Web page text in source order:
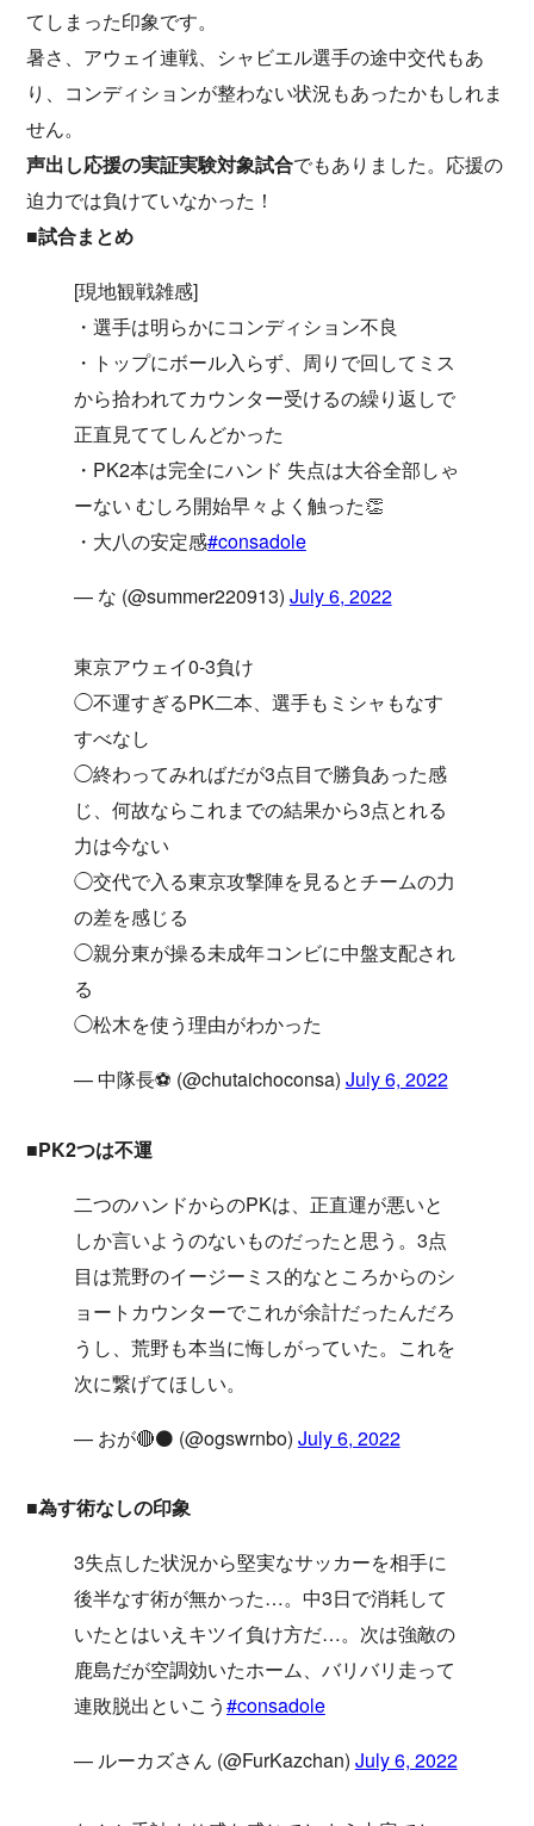
てしまった印象です。
暑さ、アウェイ連戦、シャビエル選手の途中交代もあ
り、コンディションが整わない状況もあったかもしれま
せん。
声出し応援の実証実験対象試合でもありました。応援の
迫力では負けていなかった！
■試合まとめ
[現地観戦雑感]
・選手は明らかにコンディション不良
・トップにボール入らず、周りで回してミス
から拾われてカウンター受けるの繰り返しで
正直見ててしんどかった
・PK2本は完全にハンド 失点は大谷全部しゃ
ーない むしろ開始早々よく触った👏
・大八の安定感#consadole
— な (@summer220913) July 6, 2022
東京アウェイ0-3負け
◯不運すぎるPK二本、選手もミシャもなす
すべなし
◯終わってみればだが3点目で勝負あった感
じ、何故ならこれまでの結果から3点とれる
力は今ない
◯交代で入る東京攻撃陣を見るとチームの力
の差を感じる
◯親分東が操る未成年コンビに中盤支配され
る
◯松木を使う理由がわかった
— 中隊長⚽️ (@chutaichoconsa) July 6, 2022
■PK2つは不運
二つのハンドからのPKは、正直運が悪いと
しか言いようのないものだったと思う。3点
目は荒野のイージーミス的なところからのシ
ョートカウンターでこれが余計だったんだろ
うし、荒野も本当に悔しがっていた。これを
次に繋げてほしい。
— おが🔴⚫️ (@ogswrnbo) July 6, 2022
■為す術なしの印象
3失点した状況から堅実なサッカーを相手に
後半なす術が無かった…。中3日で消耗して
いたとはいえキツイ負け方だ…。次は強敵の
鹿島だが空調効いたホーム、バリバリ走って
連敗脱出といこう#consadole
— ルーカズさん (@FurKazchan) July 6, 2022